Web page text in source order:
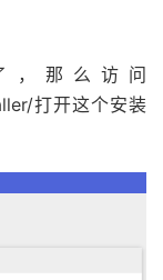
，那么访问
打开这个安装